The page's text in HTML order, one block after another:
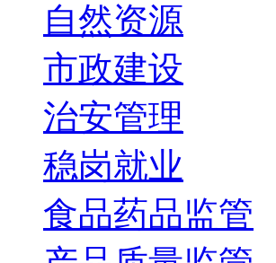
自然资源
市政建设
治安管理
稳岗就业
食品药品监管